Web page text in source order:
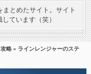
とめたサイト。サイト
ています（笑）
略 » ラインレンジャーのステ